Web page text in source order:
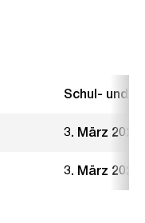
Schul- und
3. März 2021
3. März 2021